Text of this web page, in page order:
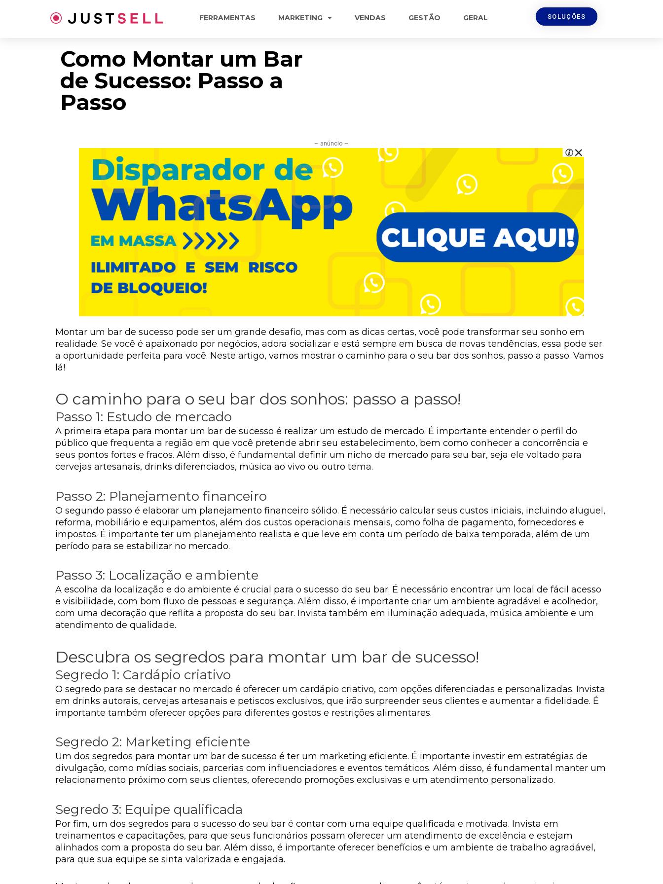
FERRAMENTAS MARKETING VENDAS GESTÃO GERAL SOLUÇÕES
Como Montar um Bar
de Sucesso: Passo a
Passo
– anúncio –
Montar um bar de sucesso pode ser um grande desafio, mas com as dicas certas, você pode transformar seu sonho em
realidade. Se você é apaixonado por negócios, adora socializar e está sempre em busca de novas tendências, essa pode ser
a oportunidade perfeita para você. Neste artigo, vamos mostrar o caminho para o seu bar dos sonhos, passo a passo. Vamos
lá!
O caminho para o seu bar dos sonhos: passo a passo!
Passo 1: Estudo de mercado
A primeira etapa para montar um bar de sucesso é realizar um estudo de mercado. É importante entender o perfil do
público que frequenta a região em que você pretende abrir seu estabelecimento, bem como conhecer a concorrência e
seus pontos fortes e fracos. Além disso, é fundamental definir um nicho de mercado para seu bar, seja ele voltado para
cervejas artesanais, drinks diferenciados, música ao vivo ou outro tema.
Passo 2: Planejamento financeiro
O segundo passo é elaborar um planejamento financeiro sólido. É necessário calcular seus custos iniciais, incluindo aluguel,
reforma, mobiliário e equipamentos, além dos custos operacionais mensais, como folha de pagamento, fornecedores e
impostos. É importante ter um planejamento realista e que leve em conta um período de baixa temporada, além de um
período para se estabilizar no mercado.
Passo 3: Localização e ambiente
A escolha da localização e do ambiente é crucial para o sucesso do seu bar. É necessário encontrar um local de fácil acesso
e visibilidade, com bom fluxo de pessoas e segurança. Além disso, é importante criar um ambiente agradável e acolhedor,
com uma decoração que reflita a proposta do seu bar. Invista também em iluminação adequada, música ambiente e um
atendimento de qualidade.
Descubra os segredos para montar um bar de sucesso!
Segredo 1: Cardápio criativo
O segredo para se destacar no mercado é oferecer um cardápio criativo, com opções diferenciadas e personalizadas. Invista
em drinks autorais, cervejas artesanais e petiscos exclusivos, que irão surpreender seus clientes e aumentar a fidelidade. É
importante também oferecer opções para diferentes gostos e restrições alimentares.
Segredo 2: Marketing eficiente
Um dos segredos para montar um bar de sucesso é ter um marketing eficiente. É importante investir em estratégias de
divulgação, como mídias sociais, parcerias com influenciadores e eventos temáticos. Além disso, é fundamental manter um
relacionamento próximo com seus clientes, oferecendo promoções exclusivas e um atendimento personalizado.
Segredo 3: Equipe qualificada
Por fim, um dos segredos para o sucesso do seu bar é contar com uma equipe qualificada e motivada. Invista em
treinamentos e capacitações, para que seus funcionários possam oferecer um atendimento de excelência e estejam
alinhados com a proposta do seu bar. Além disso, é importante oferecer benefícios e um ambiente de trabalho agradável,
para que sua equipe se sinta valorizada e engajada.